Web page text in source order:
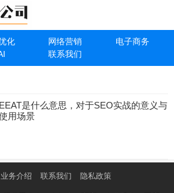
化 网络营销
电子商务
联系我们
EEAT是什么意思，对于SEO实战的意义与
用场景
业务介绍 联系我们 隐私政策